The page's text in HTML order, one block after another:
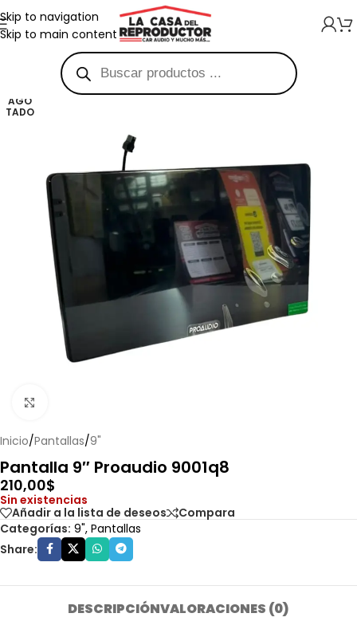
Skip to navigation
Skip to main content
AGO
TADO
Inicio/Pantallas/9"
Pantalla 9″ Proaudio 9001q8
210,00$
Sin existencias
Añadir a la lista de deseos
Compara
Categorías: 9", Pantallas
Share:
DESCRIPCIÓNVALORACIONES (0)